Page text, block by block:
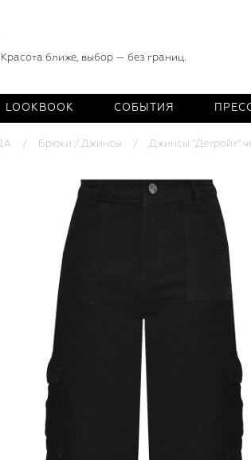
Красота ближе, выбор — без границ.
LOOKBOOK СОБЫТИЯ
Брюки / Джинсы Джинсы "Детройт"